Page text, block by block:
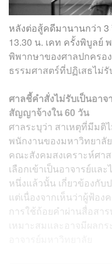
หลังต่อสู้คดีมานานกว่า 3
13.30 น. เคท ครั้งพิบูลย์
พิพากษาของศาลปกครอ
ธรรมศาสตร์ที่ปฏิเสธไม่
ศาลชี้คำสั่งไม่รับเป็นอา
สัญญาจ้างใน 60 วัน
ศาลระบุว่า สาเหตุที่มีมติ
พนักงานของมหาวิทยาลั
คณะสังคมสงเคราะห์ศา
เลือกเข้าเป็นอาจารย์แล
หนึ่งแล้วนั้น เกี่ยวข้องกับ
แต่เนื่องจากเห็นว่าผู้ฟ้อ
การใช้ถ้อยคำผ่านสื่อสา
เหมาะสมและอาจมีผลก